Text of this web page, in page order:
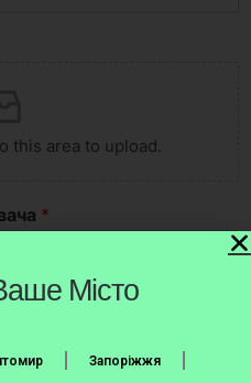
this area to upload.
*
Нової Пошти*
Місто
Запоріжжя